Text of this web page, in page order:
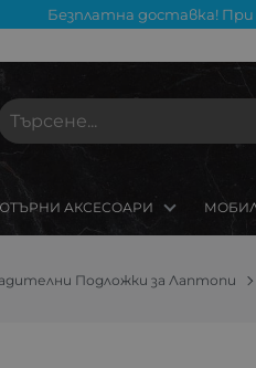
Безплатна доставка!
АКСЕСОАРИ
Подложки за Лаптопи